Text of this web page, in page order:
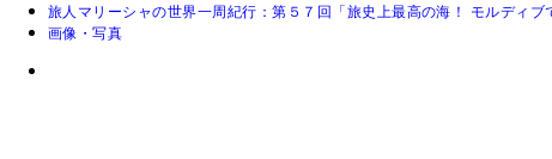
旅人マリーシャの世界一周紀行：第５７回「旅史上最高の海！ モルディブ
画像・写真